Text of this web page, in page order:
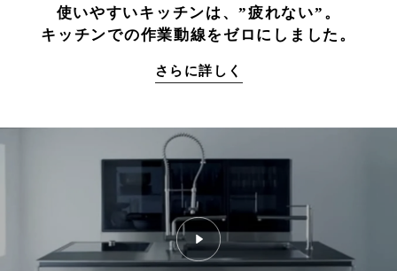
使いやすいキッチンは、”疲れない”。
キッチンでの作業動線をゼロにしました。
さらに詳しく